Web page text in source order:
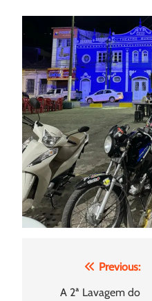
NavegaçãoPrevious:
A 2ª Lavagem do